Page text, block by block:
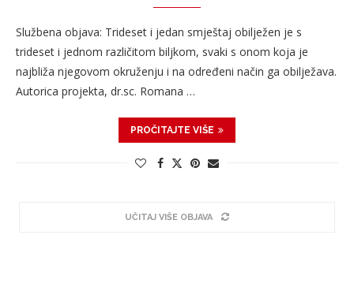
Službena objava: Trideset i jedan smještaj obilježen je s
trideset i jednom različitom biljkom, svaki s onom koja je
najbliža njegovom okruženju i na određeni način ga obilježava.
Autorica projekta, dr.sc. Romana …
PROČITAJTE VIŠE
UČITAJ VIŠE OBJAVA